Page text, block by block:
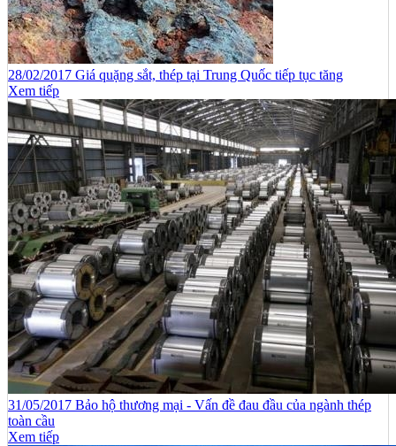
28/02/2017 Giá quặng sắt, thép tại Trung Quốc tiếp tục tăng
Xem tiếp
31/05/2017 Bảo hộ thương mại - Vấn đề đau đầu của ngành thép
toàn cầu
Xem tiếp